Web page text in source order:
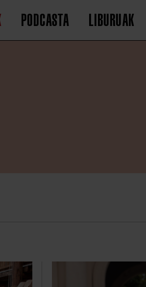
PODCASTA LIBURUAK